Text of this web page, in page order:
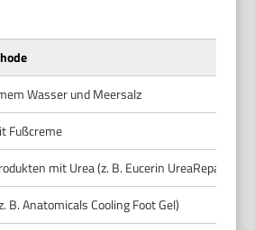
Wasser und Meersalz
Fußcreme
mit Urea (z. B. Eucerin UreaRepair)
B. Anatomicals Cooling Foot Gel)